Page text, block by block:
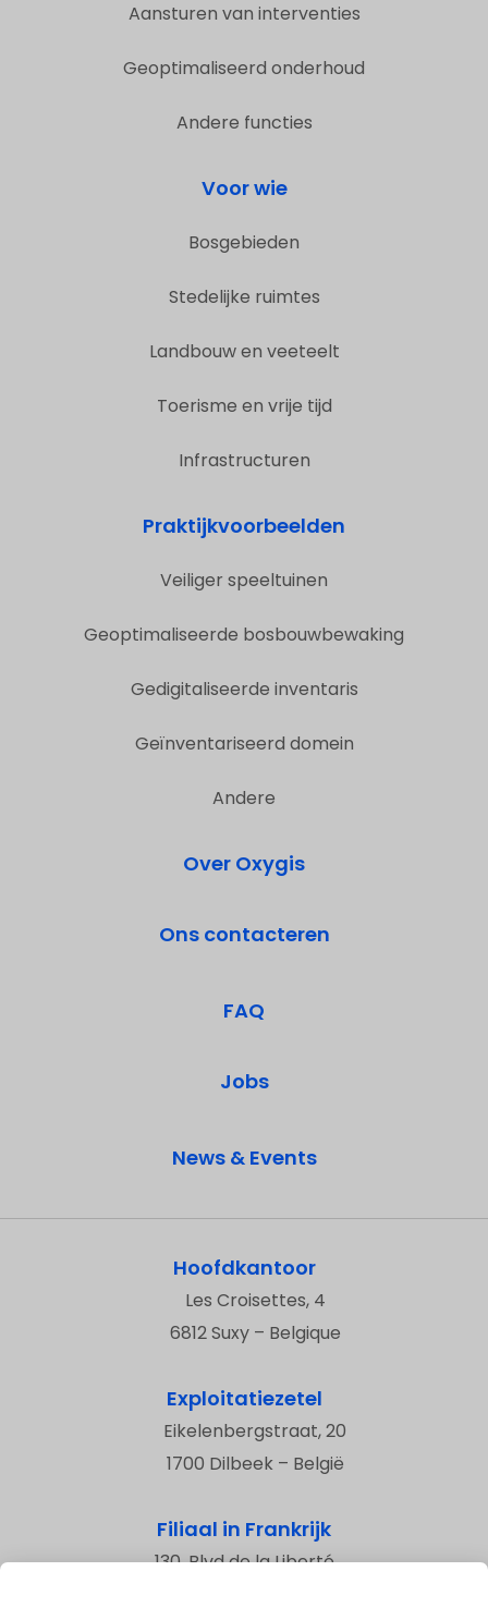
Aansturen van interventies
Geoptimaliseerd onderhoud
Andere functies
Voor wie
Bosgebieden
Stedelijke ruimtes
Landbouw en veeteelt
Toerisme en vrije tijd
Infrastructuren
Praktijkvoorbeelden
Veiliger speeltuinen
Geoptimaliseerde bosbouwbewaking
Gedigitaliseerde inventaris
Geïnventariseerd domein
Andere
Over Oxygis
Ons contacteren
FAQ
Jobs
News & Events
Hoofdkantoor
Les Croisettes, 4
6812 Suxy – Belgique
Exploitatiezetel
Eikelenbergstraat, 20
1700 Dilbeek – België
Filiaal in Frankrijk
130, Blvd de la Liberté